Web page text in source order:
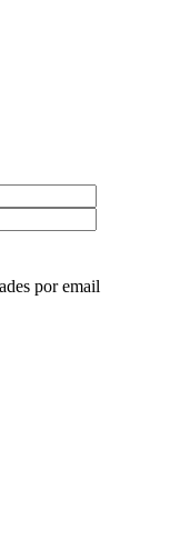
por email